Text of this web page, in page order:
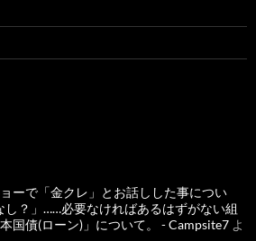
ーで「金クレ」とお話しした事につい
し？」……必要なければあるはずがない組
国債(ローン)」について。 - Campsite7 よ